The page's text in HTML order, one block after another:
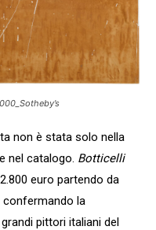
non è stata solo nella
nel catalogo. Botticelli
euro partendo da
confermando la
pittori italiani del